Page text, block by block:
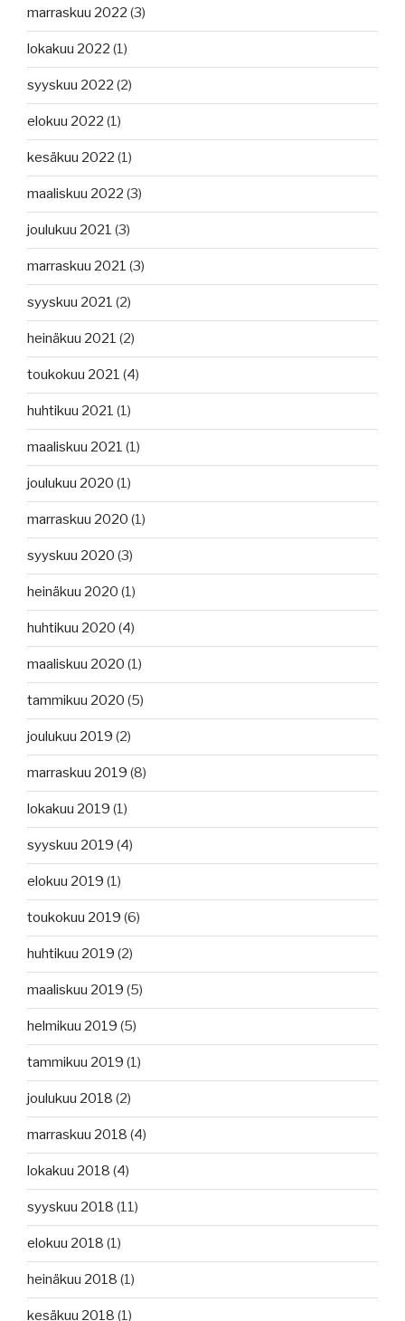
marraskuu 2022 (3)
lokakuu 2022 (1)
syyskuu 2022 (2)
elokuu 2022 (1)
kesäkuu 2022 (1)
maaliskuu 2022 (3)
joulukuu 2021 (3)
marraskuu 2021 (3)
syyskuu 2021 (2)
heinäkuu 2021 (2)
toukokuu 2021 (4)
huhtikuu 2021 (1)
maaliskuu 2021 (1)
joulukuu 2020 (1)
marraskuu 2020 (1)
syyskuu 2020 (3)
heinäkuu 2020 (1)
huhtikuu 2020 (4)
maaliskuu 2020 (1)
tammikuu 2020 (5)
joulukuu 2019 (2)
marraskuu 2019 (8)
lokakuu 2019 (1)
syyskuu 2019 (4)
elokuu 2019 (1)
toukokuu 2019 (6)
huhtikuu 2019 (2)
maaliskuu 2019 (5)
helmikuu 2019 (5)
tammikuu 2019 (1)
joulukuu 2018 (2)
marraskuu 2018 (4)
lokakuu 2018 (4)
syyskuu 2018 (11)
elokuu 2018 (1)
heinäkuu 2018 (1)
kesäkuu 2018 (1)